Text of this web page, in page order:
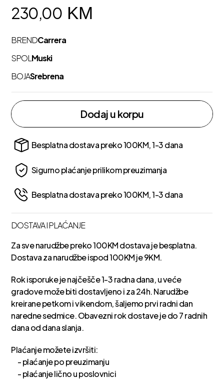
230,00 KM
BRENDCarrera
SPOL Muski
BOJASrebrena
Dodaj u korpu
Besplatna dostava preko 100KM, 1-3 dana
Sigurno plaćanje prilikom preuzimanja
Besplatna dostava preko 100KM, 1-3 dana
DOSTAVA I PLAĆANJE
Za sve narudžbe preko 100KM dostava je besplatna.
Dostava za narudžbe ispod 100KM je 9KM.
Rok isporuke je najčešče 1-3 radna dana, u veće
gradove može biti dostavljeno i za 24h. Narudžbe
kreirane petkom i vikendom, šaljemo prvi radni dan
naredne sedmice. Obavezni rok dostave je do 7 radnih
dana od dana slanja.
Plaćanje možete izvršiti:
- plaćanje po preuzimanju
- plaćanje lično u poslovnici